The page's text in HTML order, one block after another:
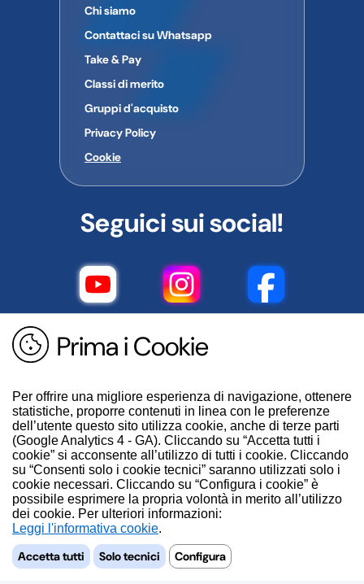
Prima i Cookie
Per offrire una migliore esperienza di navigazione, ottenere
statistiche, proporre contenuti in linea con le preferenze
dell’utente questo sito utilizza cookie, anche di terze parti
(Google Analytics 4 - GA). Cliccando su “Accetta tutti i
cookie” si acconsente all’utilizzo di tutti i cookie. Cliccando
su “Consenti solo i cookie tecnici” saranno utilizzati solo i
cookie necessari. Cliccando su “Configura i cookie” è
possibile esprimere la propria volontà in merito all’utilizzo
dei cookie. Per ulteriori informazioni:
.
Accetta tutti Solo tecnici Configura
Chi siamo
Contattaci su Whatsapp
Take & Pay
Classi di merito
Gruppi d'acquisto
Privacy Policy
Cookie
Seguici sui social!